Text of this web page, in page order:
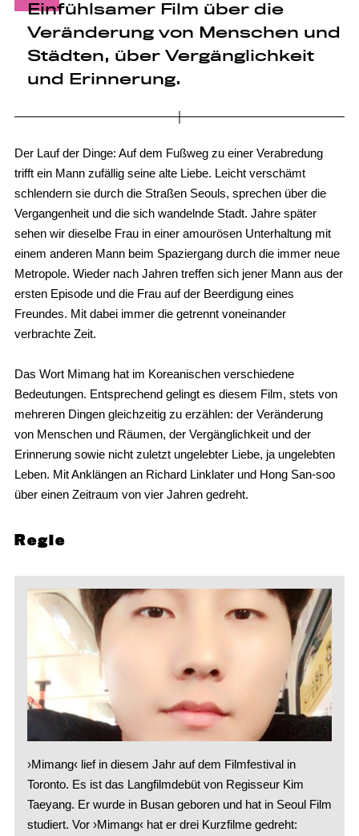
Einfühlsamer Film über die
Veränderung von Menschen und
Städten, über Vergänglichkeit
und Erinnerung.
Der Lauf der Dinge: Auf dem Fußweg zu einer Verabredung
trifft ein Mann zufällig seine alte Liebe. Leicht verschämt
schlendern sie durch die Straßen Seouls, sprechen über die
Vergangenheit und die sich wandelnde Stadt. Jahre später
sehen wir dieselbe Frau in einer amourösen Unterhaltung mit
einem anderen Mann beim Spaziergang durch die immer neue
Metropole. Wieder nach Jahren treffen sich jener Mann aus der
ersten Episode und die Frau auf der Beerdigung eines
Freundes. Mit dabei immer die getrennt voneinander
verbrachte Zeit.
Das Wort Mimang hat im Koreanischen verschiedene
Bedeutungen. Entsprechend gelingt es diesem Film, stets von
mehreren Dingen gleichzeitig zu erzählen: der Veränderung
von Menschen und Räumen, der Vergänglichkeit und der
Erinnerung sowie nicht zuletzt ungelebter Liebe, ja ungelebten
Leben. Mit Anklängen an Richard Linklater und Hong San-soo
über einen Zeitraum von vier Jahren gedreht.
Regie
›Mimang‹ lief in diesem Jahr auf dem Filmfestival in
Toronto. Es ist das Langfilmdebüt von Regisseur Kim
Taeyang. Er wurde in Busan geboren und hat in Seoul Film
studiert. Vor ›Mimang‹ hat er drei Kurzfilme gedreht: